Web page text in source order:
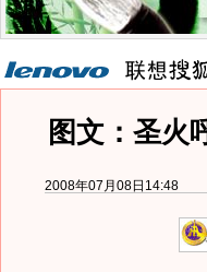
图文：圣火
2008年07月08日14:48